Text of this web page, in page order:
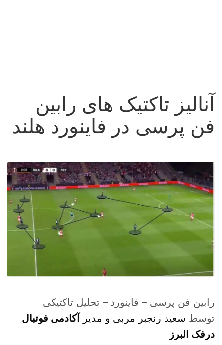
آنالیز تاکتیک های رابین
فن پرسی در فاینورد هلند
رابین فن پرسی – فاینورد – تحلیل تاکتیکی
توسط سعید رنجبر مربی و مدیر
آکادمی فوتبال
درفک البرز